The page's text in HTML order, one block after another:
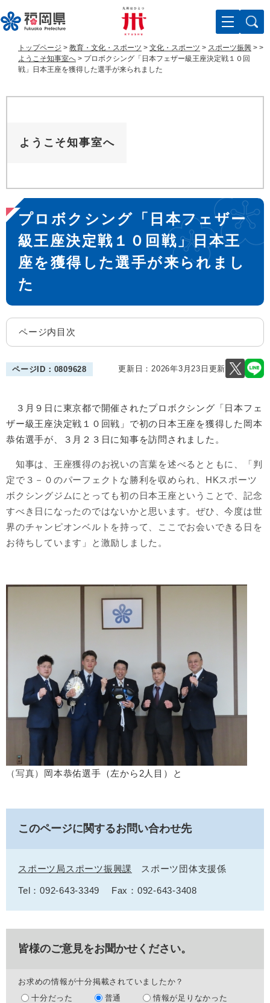
ー
ジ
す
ニ
ュ
し
トップページ > 教育・文化・スポーツ > 文化・スポーツ > スポーツ振興 > >
ようこそ知事室へ > プロボクシング「日本フェザー級王座決定戦１０回
戦」日本王座を獲得した選手が来られました
ようこそ知事室へ
本
文
プロボクシング「日本フェザー
級王座決定戦１０回戦」日本王
座を獲得した選手が来られまし
た
ページ内目次
ページID：0809628 更新日：2026年3月23日更新
３月９日に東京都で開催されたプロボクシング「日本フェ
ザー級王座決定戦１０回戦」で初の日本王座を獲得した岡本
恭佑選手​が、３月２３日に知事を訪問されました。
知事は、王座獲得のお祝いの言葉を述べるとともに、「判
定で３－０のパーフェクトな勝利を収められ、HKスポーツ
ボクシングジムにとっても初の日本王座ということで、記念
すべき日になったのではないかと思います。ぜひ、今度は世
界のチャンピオンベルトを持って、ここでお会いできる日を
お待ちしています」と激励しました。​
（写真） 岡本恭佑選手（左から2人目）と
このページに関するお問い合わせ先
スポーツ局スポーツ振興課 スポーツ団体支援係
Tel：092-643-3349 Fax：092-643-3408
皆様のご意見をお聞かせください。
お求めの情報が十分掲載されていましたか？
十分だった
普通 情報が足りなかった